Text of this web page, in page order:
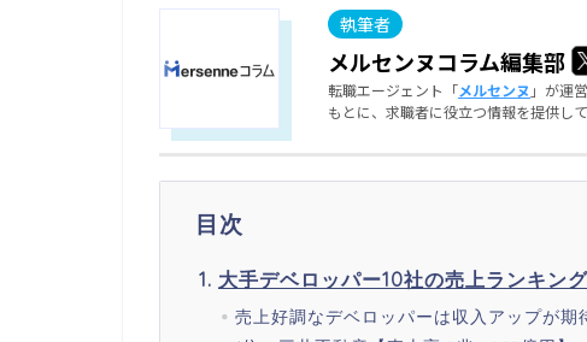
メルセンヌコラム編集部
転職エージェント「メルセンヌ 」が運
もとに、求職者に役立つ情報を提供して
目次
大手デベロッパー10社の売上ランキング
売上好調なデベロッパーは収入アップが期